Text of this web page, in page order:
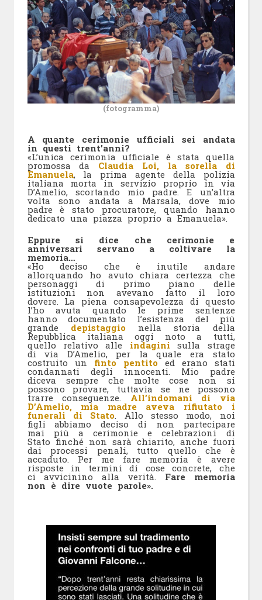
(fotogramma)
A quante cerimonie ufficiali sei andata
in questi trent’anni?
«L’unica cerimonia ufficiale è stata quella
promossa da Claudia Loi, la sorella di
Emanuela, la prima agente della polizia
italiana morta in servizio proprio in via
D’Amelio, scortando mio padre. E un’altra
volta sono andata a Marsala, dove mio
padre è stato procuratore, quando hanno
dedicato una piazza proprio a Emanuela».
Eppure si dice che cerimonie e
anniversari servano a coltivare la
memoria…
«Ho deciso che è inutile andare
allorquando ho avuto chiara certezza che
personaggi di primo piano delle
istituzioni non avevano fatto il loro
dovere. La piena consapevolezza di questo
l’ho avuta quando le prime sentenze
hanno documentato l’esistenza del più
grande depistaggio nella storia della
Repubblica italiana oggi noto a tutti,
quello relativo alle indagini sulla strage
di via D’Amelio, per la quale era stato
costruito un finto pentitoed erano stati
condannati degli innocenti. Mio padre
diceva sempre che molte cose non si
possono provare, tuttavia se ne possono
trarre conseguenze. All’indomani di via
D’Amelio, mia madre aveva rifiutato i
funerali di Stato. Allo stesso modo, noi
figli abbiamo deciso di non partecipare
mai più a cerimonie e celebrazioni di
Stato finché non sarà chiarito, anche fuori
dai processi penali, tutto quello che è
accaduto. Per me fare memoria è avere
risposte in termini di cose concrete, che
ci avvicinino alla verità. Fare memoria
non è dire vuote parole».